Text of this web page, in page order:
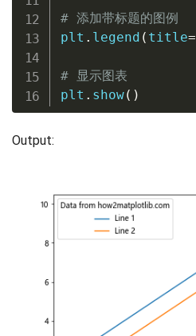
# 添加带标题的图例
plt . legend ( title=
# 显示图表
plt . show( )
Output: